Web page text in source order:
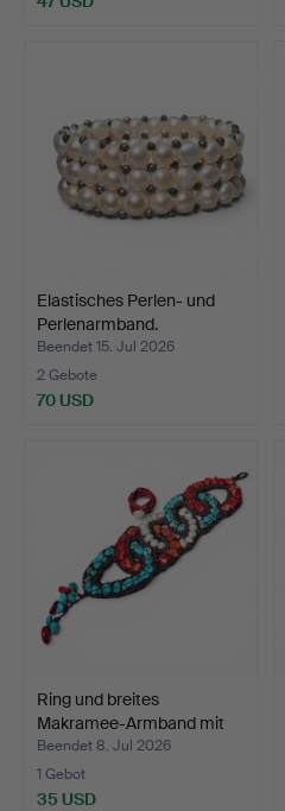
Elastisches Perlen- und
Perlenarmband.
Beendet 15. Jul 2026
2 Gebote
70 USD
Ring und breites
Makramee-Armband mit
Türk…
Beendet 8. Jul 2026
1 Gebot
35 USD